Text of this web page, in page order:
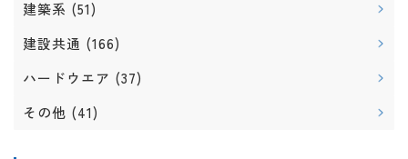
建築系 (51)
建設共通 (166)
ハードウエア (37)
その他 (41)